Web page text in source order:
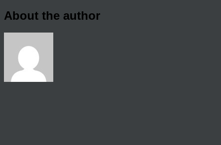
About the author